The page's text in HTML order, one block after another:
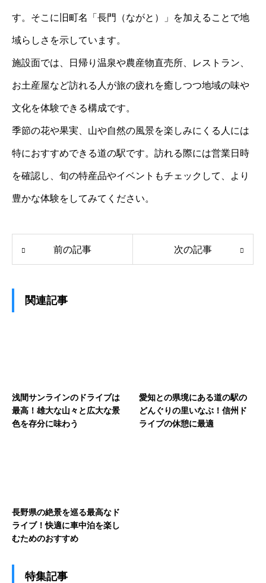
す。そこに旧町名「長門（ながと）」を加えることで地
域らしさを示しています。
施設面では、日帰り温泉や農産物直売所、レストラン、
お土産屋など訪れる人が旅の疲れを癒しつつ地域の味や
文化を体験できる構成です。
季節の花や果実、山や自然の風景を楽しみにくる人には
特におすすめできる道の駅です。訪れる際には営業日時
を確認し、旬の特産品やイベントもチェックして、より
豊かな体験をしてみてください。
前の記事 次の記事
関連記事
浅間サンラインのドライブは
最高！雄大な山々と広大な景
色を存分に味わう
愛知との県境にある道の駅の
どんぐりの里いなぶ！信州ド
ライブの休憩に最適
長野県の絶景を巡る最高なド
ライブ！快適に車中泊を楽し
むためのおすすめ
特集記事